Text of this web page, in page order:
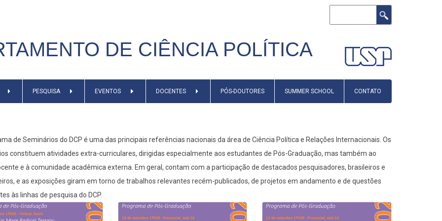
DE CIÊNCIA POLÍTICA
PESQUISA EVENTOS DOCENTES PÓS-DOUTORES SUMMER SCHOOL CONTATO
de Seminários do DCP é uma das principais referências nacionais da área de Ciência Política e Relações Internacionais. Os
constituem atividades extra-curriculares, dirigidas especialmente aos estudantes de Pós-Graduação, mas também ao
e à comunidade acadêmica externa. Em geral, contam com a participação de destacados pesquisadores, brasileiros e
e as exposições giram em torno de trabalhos relevantes recém-publicados, de projetos em andamento e de questões
às linhas de pesquisa do DCP.